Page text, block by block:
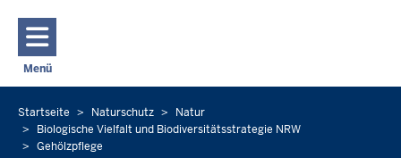
Menü
Navigation aktivieren/deaktivieren: Hauptmenü
Sie
befinden
Startseite Naturschutz
Natur
Biologische Vielfalt und Biodiversitätsstrategie NRW
Gehölzpflege